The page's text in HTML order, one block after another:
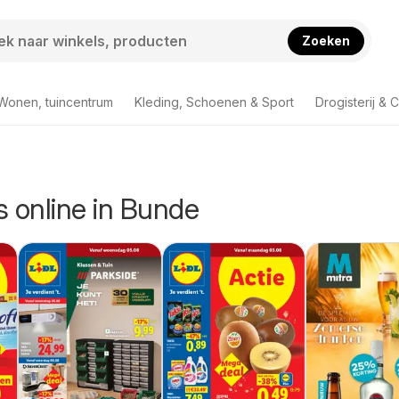
Zoeken
tuincentrum Kleding, Schoenen & Sport Drogisterij &
online in Bunde